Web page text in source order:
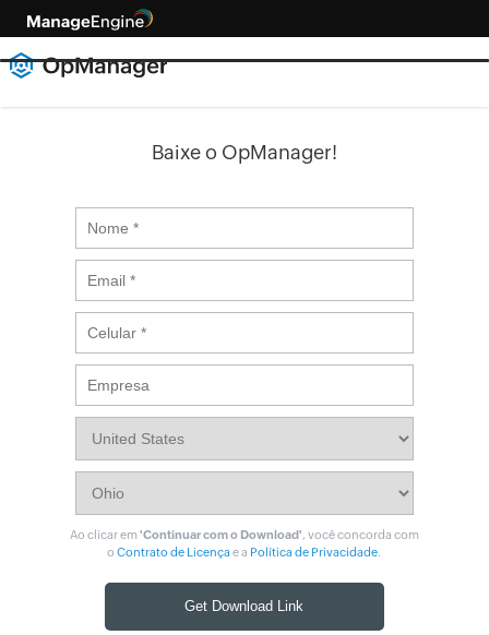
Baixe o OpManager!
Ao clicar em 'Continuar com o Download', você concorda com
oContrato de Licença e a Política de Privacidade